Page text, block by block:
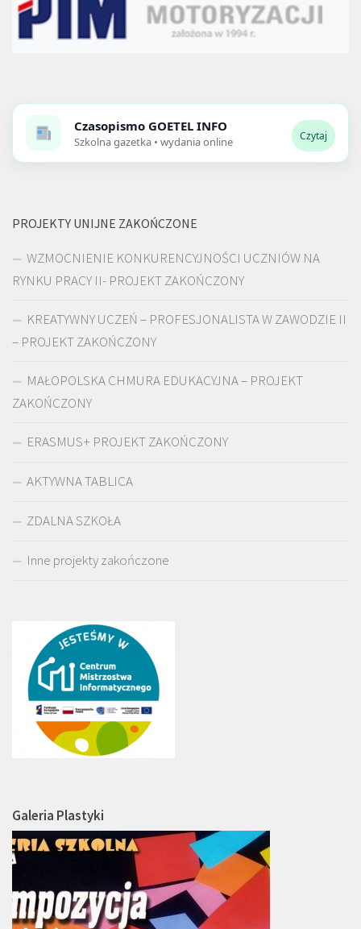
Czasopismo GOETEL INFO
Szkolna gazetka • wydania online Czytaj
PROJEKTY UNIJNE ZAKOŃCZONE
WZMOCNIENIE KONKURENCYJNOŚCI UCZNIÓW NA
RYNKU PRACY II- PROJEKT ZAKOŃCZONY
KREATYWNY UCZEŃ – PROFESJONALISTA W ZAWODZIE II
– PROJEKT ZAKOŃCZONY
MAŁOPOLSKA CHMURA EDUKACYJNA – PROJEKT
ZAKOŃCZONY
ERASMUS+ PROJEKT ZAKOŃCZONY
AKTYWNA TABLICA
ZDALNA SZKOŁA
Inne projekty zakończone
Galeria Plastyki